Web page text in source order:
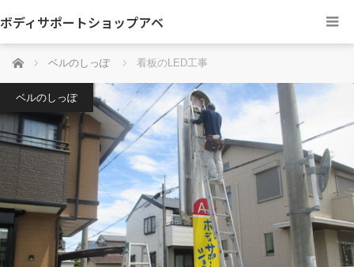
ボディサポートショップアベ
ホーム ベルのしっぽ 看板のLED工事
ベルのしっぽ